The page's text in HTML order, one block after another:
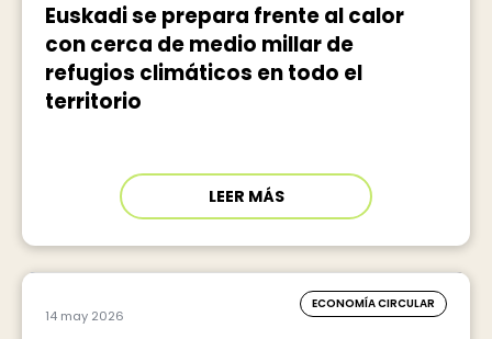
Euskadi se prepara frente al calor
con cerca de medio millar de
refugios climáticos en todo el
territorio
LEER MÁS
14 may 2026
ECONOMÍA CIRCULAR